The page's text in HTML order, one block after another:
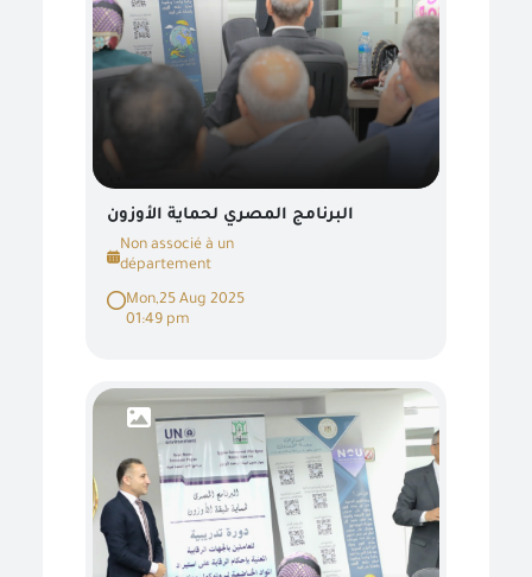
البرنامج المصري لحماية الأوزون
Non associé à un
département
Mon,25 Aug 2025
01:49 pm